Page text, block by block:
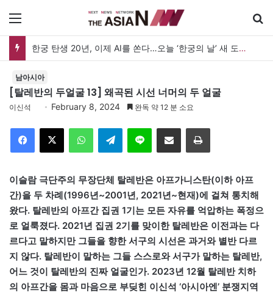
한궁 탄생 20년, 이제 AI를 쏜다…오늘 ‘한궁의 날’ 새 도약 선언
남아시아
[탈레반의 두얼굴 13] 왜곡된 시선 너머의 두 얼굴
이신석 February 8, 2024 완독 약 12 분 소요
Telegram 이메일
이슬람 극단주의 무장단체 탈레반은 아프가니스탄(이하 아프
간)을 두 차례(1996년~2001년, 2021년~현재)에 걸쳐 통치해
왔다. 탈레반의 아프간 집권 1기는 모든 자유를 억압하는 폭정으
로 얼룩졌다. 2021년 집권 2기를 맞이한 탈레반은 이전과는 다
르다고 말하지만 그들을 향한 서구의 시선은 과거와 별반 다르
지 않다. 탈레반이 말하는 그들 스스로와 서구가 말하는 탈레반,
어느 것이 탈레반의 진짜 얼굴인가. 2023년 12월 탈레반 치하
의 아프간을 몸과 마음으로 부딪힌 이신석 ‘아시아엔’ 분쟁지역